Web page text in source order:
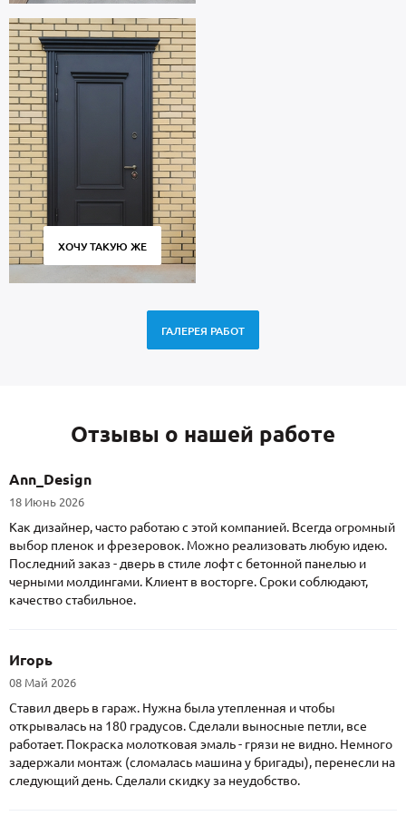
ХОЧУ ТАКУЮ ЖЕ
ГАЛЕРЕЯ РАБОТ
Отзывы о нашей работе
Ann_Design
18 Июнь 2026
Как дизайнер, часто работаю с этой компанией. Всегда огромный
выбор пленок и фрезеровок. Можно реализовать любую идею.
Последний заказ - дверь в стиле лофт с бетонной панелью и
черными молдингами. Клиент в восторге. Сроки соблюдают,
качество стабильное.
Игорь
08 Май 2026
Ставил дверь в гараж. Нужна была утепленная и чтобы
открывалась на 180 градусов. Сделали выносные петли, все
работает. Покраска молотковая эмаль - грязи не видно. Немного
задержали монтаж (сломалась машина у бригады), перенесли на
следующий день. Сделали скидку за неудобство.